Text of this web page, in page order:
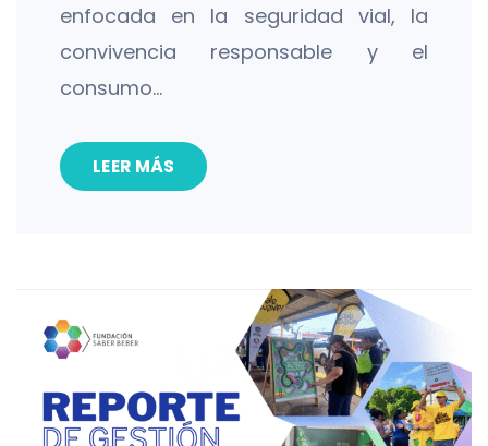
enfocada en la seguridad vial, la
convivencia responsable y el
consumo…
LEER MÁS